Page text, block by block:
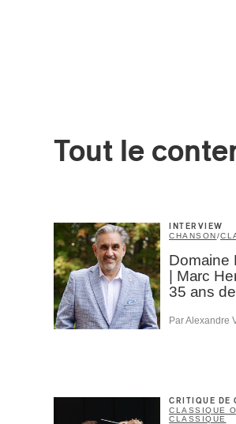
Tout le
INTERVIEW
CHANSON/
Domaine
| Marc
35 ans
Par Alexandre
CRITIQUE DE
CLASSIQUE
CLASSIQUE